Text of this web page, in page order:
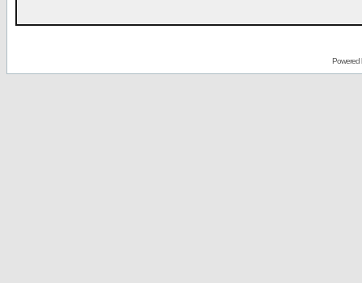
Powered